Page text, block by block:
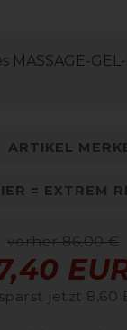
MASSAGE-
ARTIKEL
= EXTREM
vorher 86,00 €
jetzt 8,60